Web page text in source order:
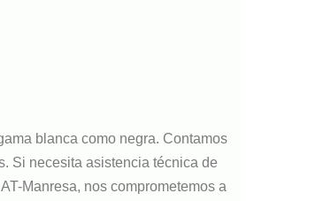
blanca como negra. Contamos
Si necesita asistencia técnica de
Manresa, nos comprometemos a